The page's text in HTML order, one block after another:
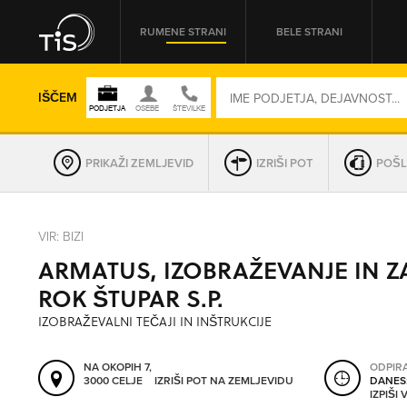
RUMENE STRANI BELE STRANI
IŠČEM
REGIJA
OMREŽNA ŠT.
PRIKAŽI ZEMLJEVID IZRIŠI POT
VIR: BIZI
ARMATUS, IZOBRAŽEVANJE IN
ROK ŠTUPAR S.P.
IZOBRAŽEVALNI TEČAJI IN INŠTRUKCIJE
NA OKOPIH 7,
3000 CELJE
IZRIŠI POT NA ZEMLJEVIDU
IZPIŠI